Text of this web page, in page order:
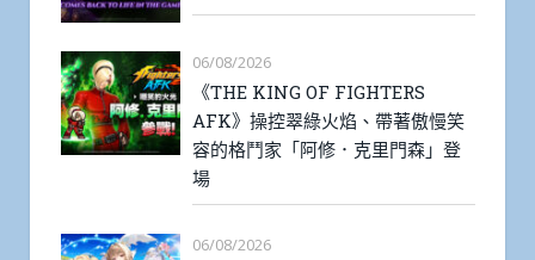
06/08/2026
《THE KING OF FIGHTERS
AFK》操控翠綠火焰、帶著傲慢笑
容的格鬥家「阿修．克里門森」登
場
06/08/2026